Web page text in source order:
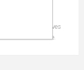
fel törölközőnedves
öblítse le.